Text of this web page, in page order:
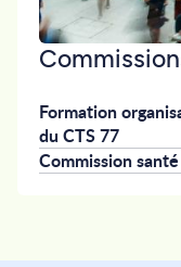
Formation
du CTS 77
Commission